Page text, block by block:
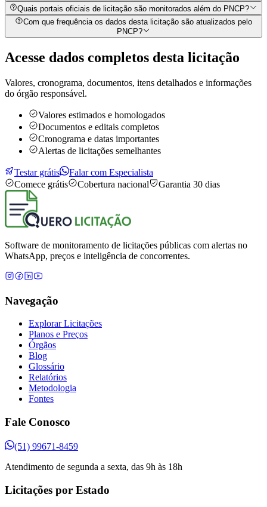
Quais portais oficiais de licitação são monitorados além do PNCP?
Com que frequência os dados desta licitação são atualizados pelo
PNCP?
Acesse dados completos desta licitação
Valores, cronograma, documentos, itens detalhados e informações
do órgão responsável.
Valores estimados e homologados
Documentos e editais completos
Cronograma e datas importantes
Alertas de licitações semelhantes
Testar grátis
Falar com Especialista
Comece grátis
Cobertura nacional Garantia 30 dias
Software de monitoramento de licitações públicas com alertas no
WhatsApp, preços e inteligência de concorrentes.
Navegação
Explorar Licitações
Planos e Preços
Órgãos
Blog
Glossário
Relatórios
Metodologia
Fontes
Fale Conosco
(51) 99671-8459
Atendimento de segunda a sexta, das 9h às 18h
Licitações por Estado